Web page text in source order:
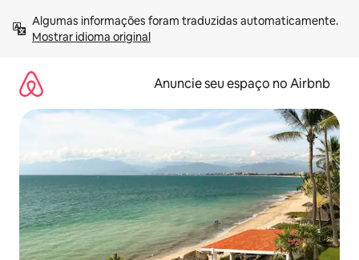
para
Mostrar idioma original
Anuncie seu espaço no Airbnb